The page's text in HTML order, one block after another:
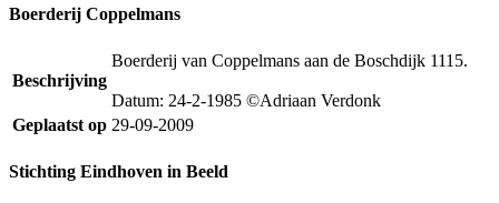
Boerderij Coppelmans
Beschrijving
Boerderij van Coppelmans aan de Boschdijk 1115.
Datum: 24-2-1985 ©Adriaan Verdonk
Geplaatst op 29-09-2009
Stichting Eindhoven in Beeld